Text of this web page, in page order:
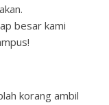
besar kami
korang ambil